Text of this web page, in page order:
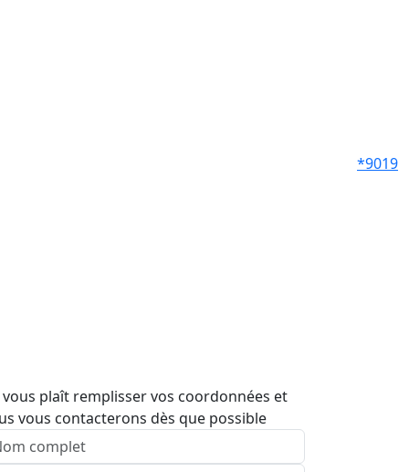
*9019
vous plaît remplisser vos coordonnées et
vous contacterons dès que possible